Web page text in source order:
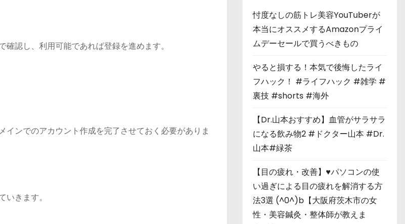
認し、利用可能であれば登録を進めます。
ンでのアカウント作成を完了させておく必要がありま
きます。
忖度なしの筋トレ美容YouTuberが
本当にオススメするAmazonプライ
ムデーセールで買うべきもの
やると損する！本気で後悔したライ
フハック！ #ライフハック #雑学 #
裏技 #shorts #海外
【Dr.山本おすすめ】血管がサラサラ
になる飲み物2 #ドクター山本 #Dr.
山本#緑茶
【目の疲れ・改善】♥パソコンの使
い過ぎによる目の疲れを解消する方
法3選 (^0^)b【大阪府茨木市の女
性・美容鍼灸・整体師が教えま